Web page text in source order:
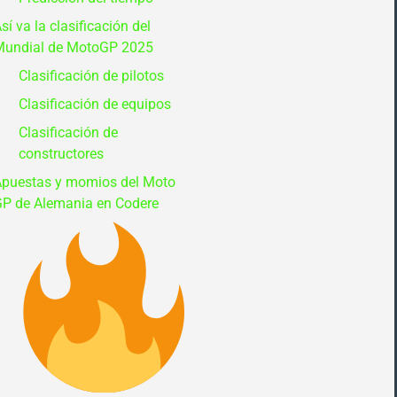
va la clasificación del
de MotoGP 2025
Clasificación de pilotos
Clasificación de equipos
Clasificación de
constructores
y momios del Moto
de Alemania en Codere